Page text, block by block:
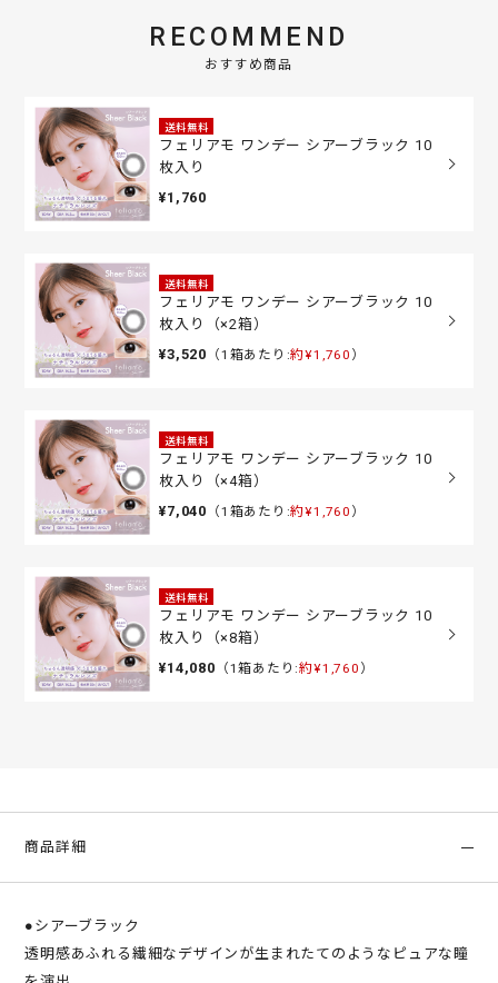
RECOMMEND
おすすめ商品
送料無料
フェリアモ ワンデー シアーブラック 10
枚入り
¥1,760
送料無料
フェリアモ ワンデー シアーブラック 10
枚入り（×2箱）
¥3,520 （1箱あたり:約¥1,760 ）
送料無料
フェリアモ ワンデー シアーブラック 10
枚入り（×4箱）
¥7,040 （1箱あたり:約¥1,760 ）
送料無料
フェリアモ ワンデー シアーブラック 10
枚入り（×8箱）
¥14,080 （1箱あたり:約¥1,760 ）
商品詳細
●シアーブラック
透明感あふれる繊細なデザインが生まれたてのようなピュアな瞳